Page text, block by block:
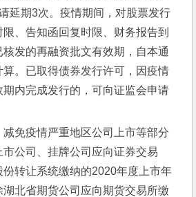
延期3次。疫情期间，对股票发行
限、告知函回复时限、财务报告到
发的再融资批文有效期，自本通
。已取得债券发行许可，因疫情
内完成发行的，可向证监会申请
疫情严重地区公司上市等部分
公司、挂牌公司应向证券交易
份转让系统缴纳的2020年度上市年
北省期货公司应向期货交易所缴